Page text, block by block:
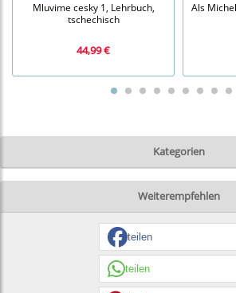
Kategorien
Mluvime cesky 1, Lehrbuch,
tschechisch
44,99 €
Als
Weiterempfehlen
teilen
teilen